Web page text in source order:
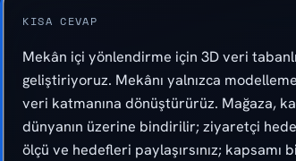
KISA CEVAP
Mekân içi yönlendirme için 3D veri
geliştiriyoruz. Mekânı yalnızca
veri katmanına dönüştürürüz. Mağaza,
dünyanın üzerine bindirilir; ziyaretçi
ölçü ve hedefleri paylaşırsınız;